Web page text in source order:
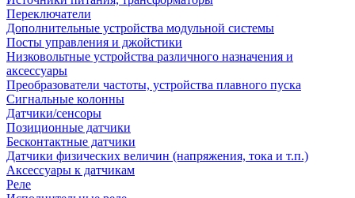
Переключатели
Дополнительные устройства модульной системы
Посты управления и джойстики
Низковольтные устройства различного назначения и
аксессуары
Преобразователи частоты, устройства плавного пуска
Сигнальные колонны
Датчики/сенсоры
Позиционные датчики
Бесконтактные датчики
Датчики физических величин (напряжения, тока и т.п.)
Аксессуары к датчикам
Реле